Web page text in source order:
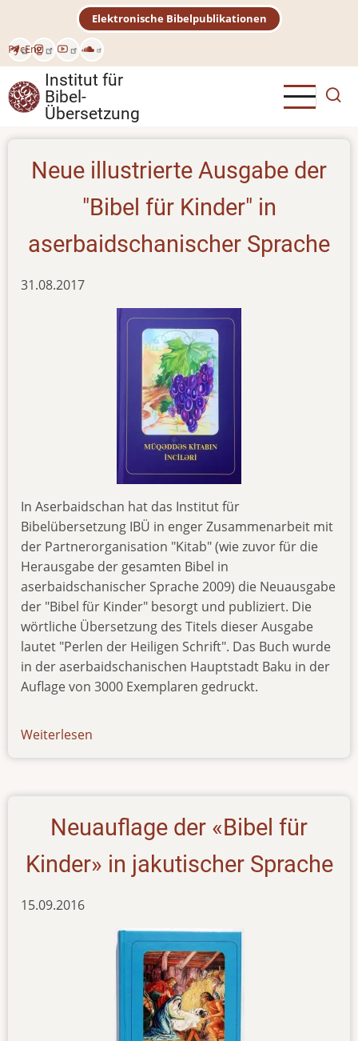
Inhalt
РусEng
Elektronische Bibelpublikationen
Institut für
Bibel-
Übersetzung
Neue illustrierte Ausgabe der
"Bibel für Kinder" in
aserbaidschanischer Sprache
31.08.2017
In Aserbaidschan hat das Institut für
Bibelübersetzung IBÜ in enger Zusammenarbeit mit
der Partnerorganisation "Kitab" (wie zuvor für die
Herausgabe der gesamten Bibel in
aserbaidschanischer Sprache 2009) die Neuausgabe
der "Bibel für Kinder" besorgt und publiziert. Die
wörtliche Übersetzung des Titels dieser Ausgabe
lautet "Perlen der Heiligen Schrift". Das Buch wurde
in der aserbaidschanischen Hauptstadt Baku in der
Auflage von 3000 Exemplaren gedruckt.
Weiterlesen
Neuauflage der «Bibel für
Kinder» in jakutischer Sprache
15.09.2016